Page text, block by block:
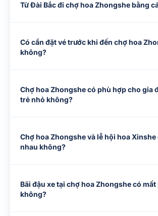
Từ Đài Bắc đi chợ hoa Zhongshe bằng
Có cần đặt vé trước khi đến chợ hoa
không?
Chợ hoa Zhongshe có phù hợp cho gia
trẻ nhỏ không?
Chợ hoa Zhongshe và lễ hội hoa Xinshe
nhau không?
Bãi đậu xe tại chợ hoa Zhongshe có mất
không?